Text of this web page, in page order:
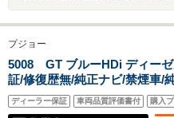
プジョー
5008 GT ブルーHDi ディー
証/修復歴無/純正ナビ/禁煙車/
ル/ETC/コントロール/LEDヘ
ブラインドスポットモニター/
ディーラー保証 車両品質評価書付 購入